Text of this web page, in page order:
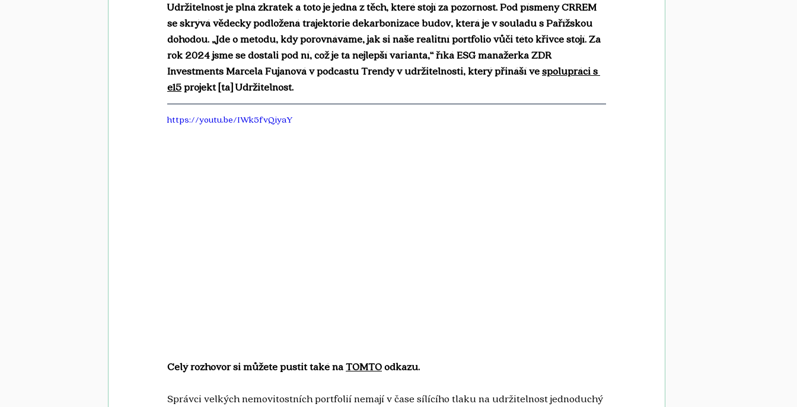
Udržitelnost je plná zkratek a toto je jedna z těch, které stojí za pozornost. Pod písmeny CRREM
se skrývá vědecky podložená trajektorie dekarbonizace budov, která je v souladu s Pařížskou
dohodou. „Jde o metodu, kdy porovnáváme, jak si naše realitní portfolio vůči této křivce stojí. Za
rok 2024 jsme se dostali pod ní, což je ta nejlepší varianta,“ říká ESG manažerka ZDR
Investments Marcela Fujanová v podcastu Trendy v udržitelnosti, který přináší ve spolupráci s
e15 projekt [ta] Udržitelnost.
https://youtu.be/IWk5fvQiyaY
Celý rozhovor si můžete pustit také na TOMTO odkazu.
Správci velkých nemovitostních portfolií nemají v čase sílícího tlaku na udržitelnost jednoduchý